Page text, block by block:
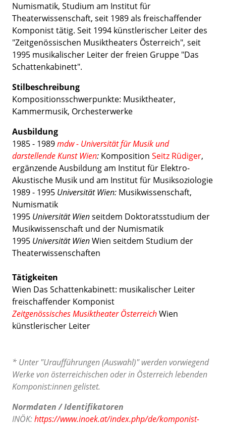
Numismatik, Studium am Institut für
Theaterwissenschaft, seit 1989 als freischaffender
Komponist tätig. Seit 1994 künstlerischer Leiter des
"Zeitgenössischen Musiktheaters Österreich", seit
1995 musikalischer Leiter der freien Gruppe "Das
Schattenkabinett".
Stilbeschreibung
Kompositionsschwerpunkte: Musiktheater,
Kammermusik, Orchesterwerke
Ausbildung
1985 - 1989mdw - Universität für Musik und
darstellende Kunst Wien: Komposition Seitz Rüdiger,
ergänzende Ausbildung am Institut für Elektro-
Akustische Musik und am Institut für Musiksoziologie
1989 - 1995 Universität Wien: Musikwissenschaft,
Numismatik
1995 Universität Wienseitdem Doktoratsstudium der
Musikwissenschaft und der Numismatik
1995 Universität WienWien seitdem Studium der
Theaterwissenschaften
Tätigkeiten
Wien Das Schattenkabinett: musikalischer Leiter
freischaffender Komponist
Zeitgenössisches Musiktheater ÖsterreichWien
künstlerischer Leiter
* Unter "Uraufführungen (Auswahl)" werden vorwiegend
Werke von österreichischen oder in Österreich lebenden
Komponist:innen gelistet.
Normdaten / Identifikatoren
INÖK:https://www.inoek.at/index.php/de/komponist-